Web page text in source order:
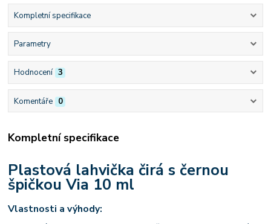
Kompletní specifikace
Parametry
Hodnocení 3
Komentáře 0
Kompletní specifikace
Plastová lahvička čirá s černou
špičkou Via 10 ml
Vlastnosti a výhody: